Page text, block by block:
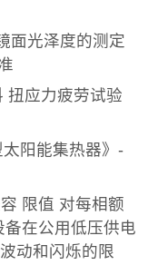
面光泽度的测定
扭应力疲劳试验
阳能集热器》-
限值 对每相额
在公用低压供电
动和闪烁的限